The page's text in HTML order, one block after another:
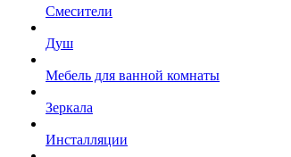
Смесители
Душ
Мебель для ванной комнаты
Зеркала
Инсталляции